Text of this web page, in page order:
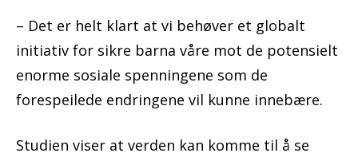
– Det er helt klart at vi behøver et globalt
initiativ for sikre barna våre mot de potensielt
enorme sosiale spenningene som de
forespeilede endringene vil kunne innebære.
Studien viser at verden kan komme til å se